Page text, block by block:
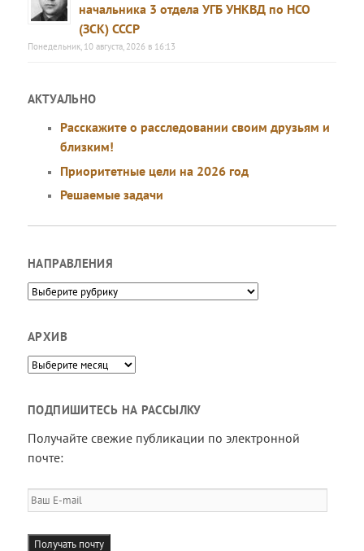
начальника 3 отдела УГБ УНКВД по НСО
(ЗСК) СССР
Понедельник, 10 августа, 2026 в 16:13
АКТУАЛЬНО
Расскажите о расследовании своим друзьям и
близким!
Приоритетные цели на 2026 год
Решаемые задачи
НАПРАВЛЕНИЯ
Направления
АРХИВ
Архив
ПОДПИШИТЕСЬ НА РАССЫЛКУ
Получайте свежие публикации по электронной
почте:
Ваш
E-
mail
Получать почту